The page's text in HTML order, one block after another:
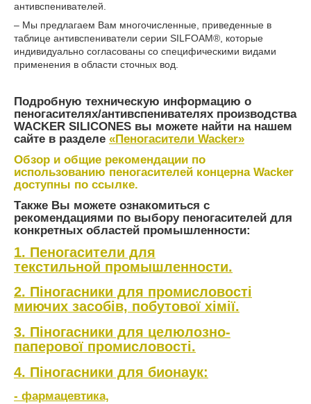
антивспенивателей.
– Мы предлагаем Вам многочисленные, приведенные в
таблице антивспениватели серии SILFOAM®, которые
индивидуально согласованы со специфическими видами
применения в области сточных вод.
Подробную техническую информацию о
пеногасителях/антивспенивателях производства
WACKER SILICONES вы можете найти на нашем
сайте в разделе «Пеногасители Wacker»
Обзор и общие рекомендации по
использованию пеногасителей концерна Wacker
доступны по ссылке.
Также Вы можете ознакомиться с
рекомендациями по выбору пеногасителей для
конкретных областей промышленности:
1. Пеногасители для
текстильной промышленности.
2. Піногасники для промисловості
миючих засобів, побутової хімії.
3. Піногасники для целюлозно-
паперової промисловості.
4. Піногасники для бионаук:
- фармацевтика,